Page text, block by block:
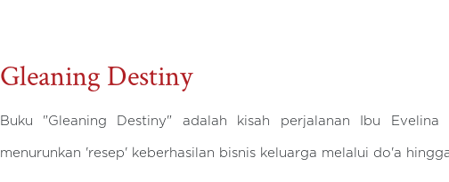
Gleaning Destiny
Buku "Gleaning Destiny" adalah kisah perjalanan Ibu Evelina
menurunkan 'resep' keberhasilan bisnis keluarga melalui do'a